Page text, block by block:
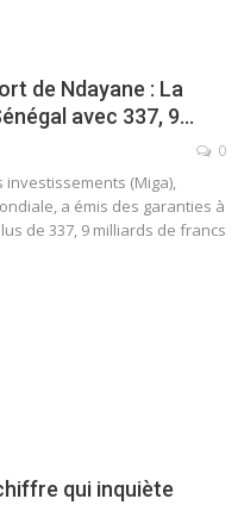
de Ndayane : La
avec 337, 9…
0
investissements (Miga),
a émis des garanties à
de 337, 9 milliards de francs
qui inquiète